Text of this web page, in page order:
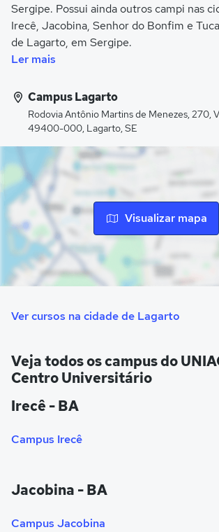
Sergipe. Possui ainda outros campi nas
Irecê, Jacobina, Senhor do Bonfim e
de Lagarto, em Sergipe.
eventos, biblioteca, anfiteatro e
pavimentado.
Ler mais
Campus Lagarto
Rodovia Antônio Martins de Menezes, 270,
49400-000, Lagarto, SE
Visualizar mapa
Ver cursos na cidade de Lagarto
Veja todos os campus do
Centro Universitário
Irecê - BA
Campus Irecê
Jacobina - BA
Campus Jacobina